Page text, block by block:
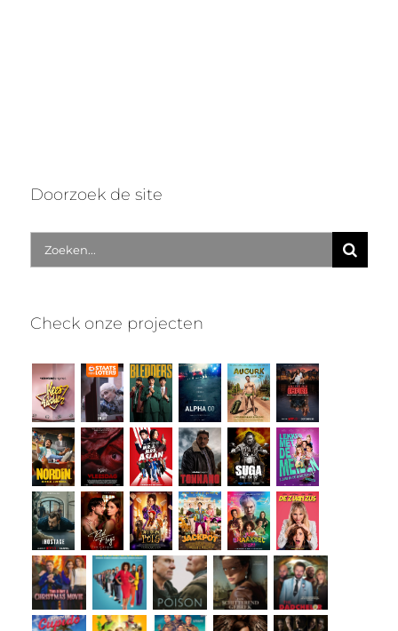
Doorzoek de site
Zoek
naar:
Check onze projecten